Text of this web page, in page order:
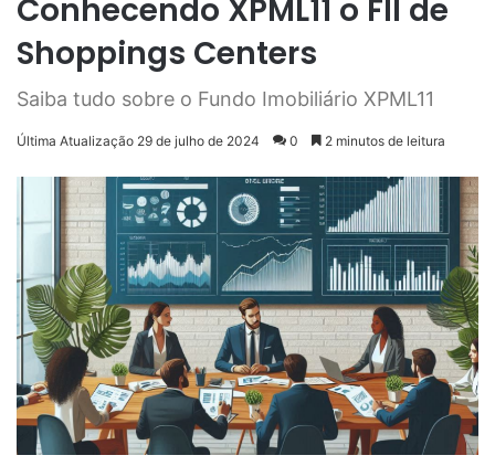
Conhecendo XPML11 o FII de
Shoppings Centers
Saiba tudo sobre o Fundo Imobiliário XPML11
Última Atualização 29 de julho de 2024 0 2 minutos de leitura